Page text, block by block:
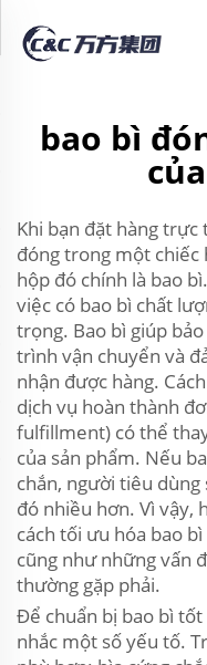
bao bì
Khi bạn đặt hàng
đóng trong một chiếc
hộp đó chính là bao
việc có bao bì chất
trọng. Bao bì giúp
trình vận chuyển và
nhận được hàng.
dịch vụ hoàn thành
fulfillment) có thể
của sản phẩm. Nếu
chắn, người tiêu
đó nhiều hơn. Vì vậy,
cách tối ưu hóa bao
cũng như những vấn
thường gặp phải.
Để chuẩn bị bao bì tốt
nhắc một số yếu tố.